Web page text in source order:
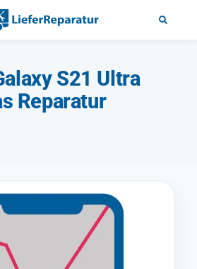
S21 Ultra
Reparatur